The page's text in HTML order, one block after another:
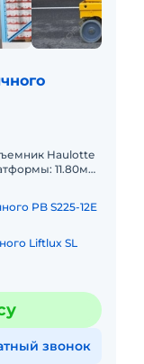
Haulotte
11.80м
PB S225-12E
Liftlux SL
звонок